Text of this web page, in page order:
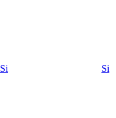
Si Si